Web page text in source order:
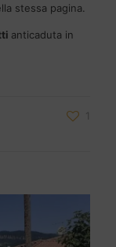
stessa pagina.
anticaduta in
1